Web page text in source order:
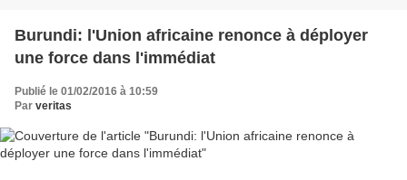
Burundi: l'Union africaine renonce à déployer
une force dans l'immédiat
Publié le 01/02/2016 à 10:59
Par veritas